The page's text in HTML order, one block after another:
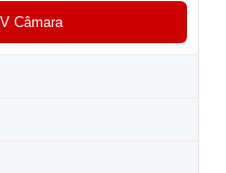
Câmara